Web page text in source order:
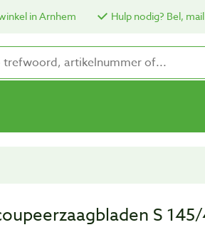
in Arnhem Hulp nodig? Bel,
S